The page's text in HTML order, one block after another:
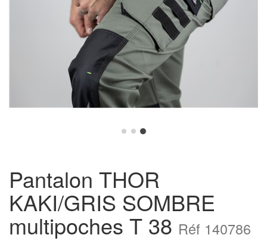
Pantalon THOR
KAKI/GRIS SOMBRE
multipoches T 38 Réf 140786